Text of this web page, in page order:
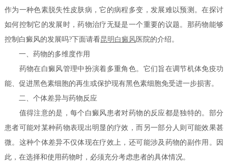
作为一种色素脱失性皮肤病，它的病程多变，发展难以预测。在探讨
如何控制它的发展时，药物治疗无疑是一个重要的议题。那药物能够
控制白癜风的发展吗?下面请看昆明白癜风 医院的介绍。
一、药物的多维度作用
药物在白癜风管理中扮演着多重角色。它们旨在调节机体免疫功
能、促进黑色素细胞的再生或保护现有黑色素细胞免受进一步损害。
二、个体差异与药物反应
值得注意的是，每个白癜风患者对药物的反应都是独特的。部分
患者可能对某种药物表现出明显的疗效，而另一部分人则可能效果甚
微。这种个体差异不仅体现在疗效上，还可能涉及药物的副作用。因
此，在选择和使用药物时，必须充分考虑患者的具体情况。